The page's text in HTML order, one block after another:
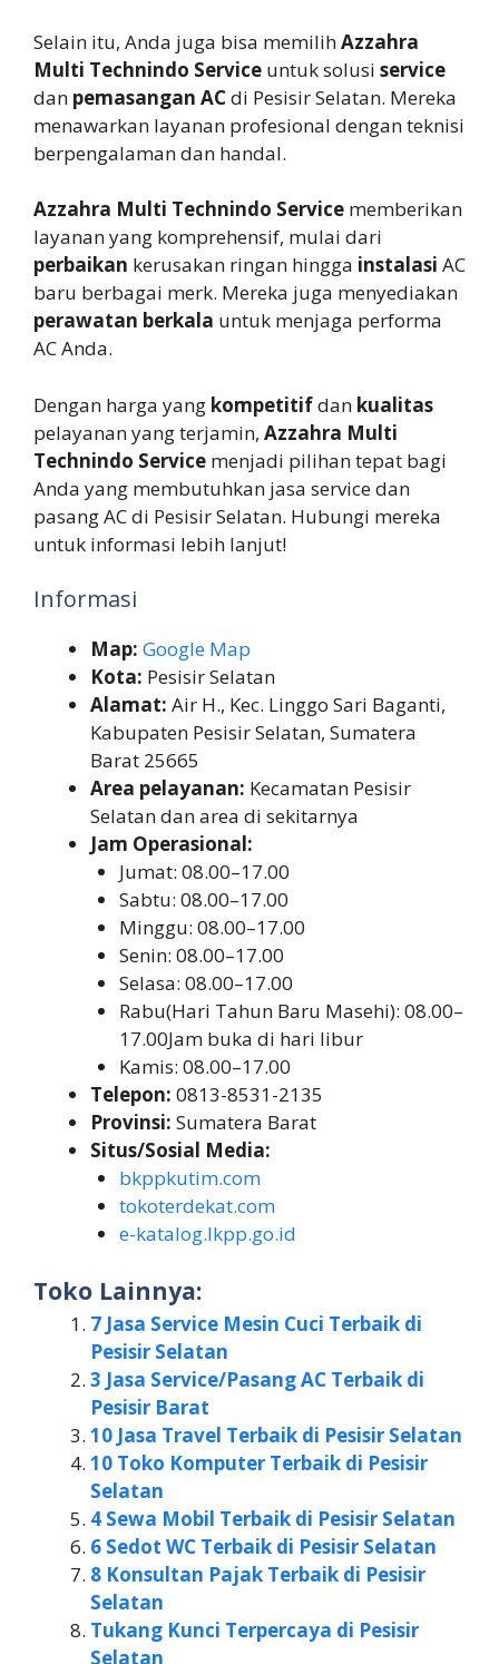
Selain itu, Anda juga bisa memilihAzzahra
Multi Technindo Service untuk solusi service
dan pemasangan ACdi Pesisir Selatan. Mereka
menawarkan layanan profesional dengan teknisi
berpengalaman dan handal.
Azzahra Multi Technindo Service memberikan
layanan yang komprehensif, mulai dari
perbaikan kerusakan ringan hingga instalasi AC
baru berbagai merk. Mereka juga menyediakan
perawatan berkala untuk menjaga performa
AC Anda.
Dengan harga yang kompetitifdan kualitas
pelayanan yang terjamin, Azzahra Multi
Technindo Service menjadi pilihan tepat bagi
Anda yang membutuhkan jasa service dan
pasang AC di Pesisir Selatan. Hubungi mereka
untuk informasi lebih lanjut!
Informasi
Map: Google Map
Kota: Pesisir Selatan
Alamat: Air H., Kec. Linggo Sari Baganti,
Kabupaten Pesisir Selatan, Sumatera
Barat 25665
Area pelayanan: Kecamatan Pesisir
Selatan dan area di sekitarnya
Jam Operasional:
Jumat: 08.00–17.00
Sabtu: 08.00–17.00
Minggu: 08.00–17.00
Senin: 08.00–17.00
Selasa: 08.00–17.00
Rabu(Hari Tahun Baru Masehi): 08.00–
17.00Jam buka di hari libur
Kamis: 08.00–17.00
Telepon: 0813-8531-2135
Provinsi: Sumatera Barat
Situs/Sosial Media:
bkppkutim.com
tokoterdekat.com
e-katalog.lkpp.go.id
Toko Lainnya:
7 Jasa Service Mesin Cuci Terbaik di
Pesisir Selatan
3 Jasa Service/Pasang AC Terbaik di
Pesisir Barat
10 Jasa Travel Terbaik di Pesisir Selatan
10 Toko Komputer Terbaik di Pesisir
Selatan
4 Sewa Mobil Terbaik di Pesisir Selatan
6 Sedot WC Terbaik di Pesisir Selatan
8 Konsultan Pajak Terbaik di Pesisir
Selatan
Tukang Kunci Terpercaya di Pesisir
Selatan